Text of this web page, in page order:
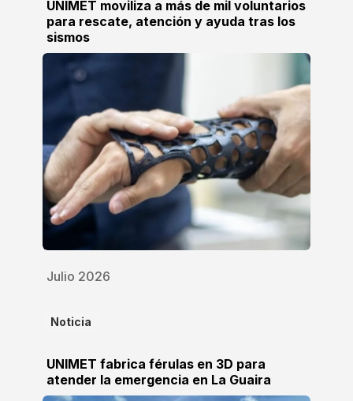
UNIMET moviliza a más de mil voluntarios
para rescate, atención y ayuda tras los
sismos
Julio 2026
Noticia
UNIMET fabrica férulas en 3D para
atender la emergencia en La Guaira